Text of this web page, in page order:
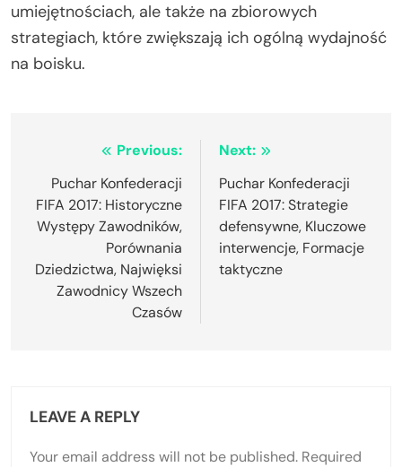
umiejętnościach, ale także na zbiorowych
strategiach, które zwiększają ich ogólną wydajność
na boisku.
navigation
Previous:
Puchar Konfederacji
FIFA 2017: Historyczne
Występy Zawodników,
Porównania
Dziedzictwa, Najwięksi
Zawodnicy Wszech
Czasów
Next:
Puchar Konfederacji
FIFA 2017: Strategie
defensywne, Kluczowe
interwencje, Formacje
taktyczne
LEAVE A REPLY
Your email address will not be published. Required